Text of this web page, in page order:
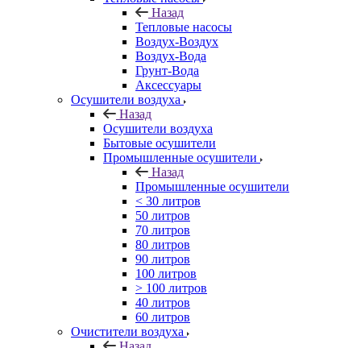
Назад
Тепловые насосы
Воздух-Воздух
Воздух-Вода
Грунт-Вода
Аксессуары
Осушители воздуха
Назад
Осушители воздуха
Бытовые осушители
Промышленные осушители
Назад
Промышленные осушители
< 30 литров
50 литров
70 литров
80 литров
90 литров
100 литров
> 100 литров
40 литров
60 литров
Очистители воздуха